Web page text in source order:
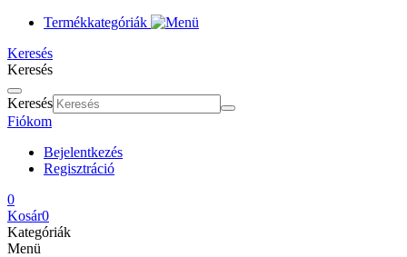
Termékkategóriák
Keresés
Keresés
Keresés
Fiókom
Bejelentkezés
Regisztráció
0
Kosár0
Kategóriák
Menü